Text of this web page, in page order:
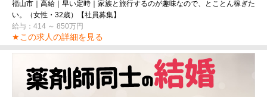
福山市｜高給｜早い定時｜家族と旅行するのが趣味なので、とことん稼ぎた
い。（女性・32歳）【社員募集】
給与：414 ～ 850万円
★この求人の詳細を見る